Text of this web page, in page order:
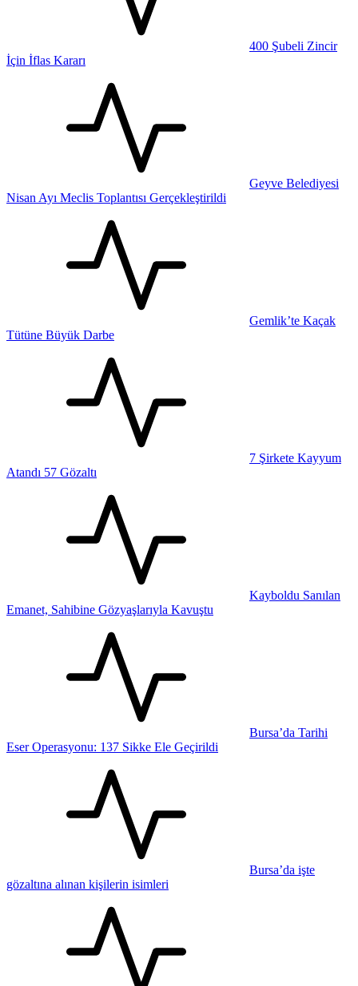
400 Şubeli Zincir
İçin İflas Kararı
Geyve Belediyesi
Nisan Ayı Meclis Toplantısı Gerçekleştirildi
Gemlik’te Kaçak
Tütüne Büyük Darbe
7 Şirkete Kayyum
Atandı 57 Gözaltı
Kayboldu Sanılan
Emanet, Sahibine Gözyaşlarıyla Kavuştu
Bursa’da Tarihi
Eser Operasyonu: 137 Sikke Ele Geçirildi
Bursa’da işte
gözaltına alınan kişilerin isimleri